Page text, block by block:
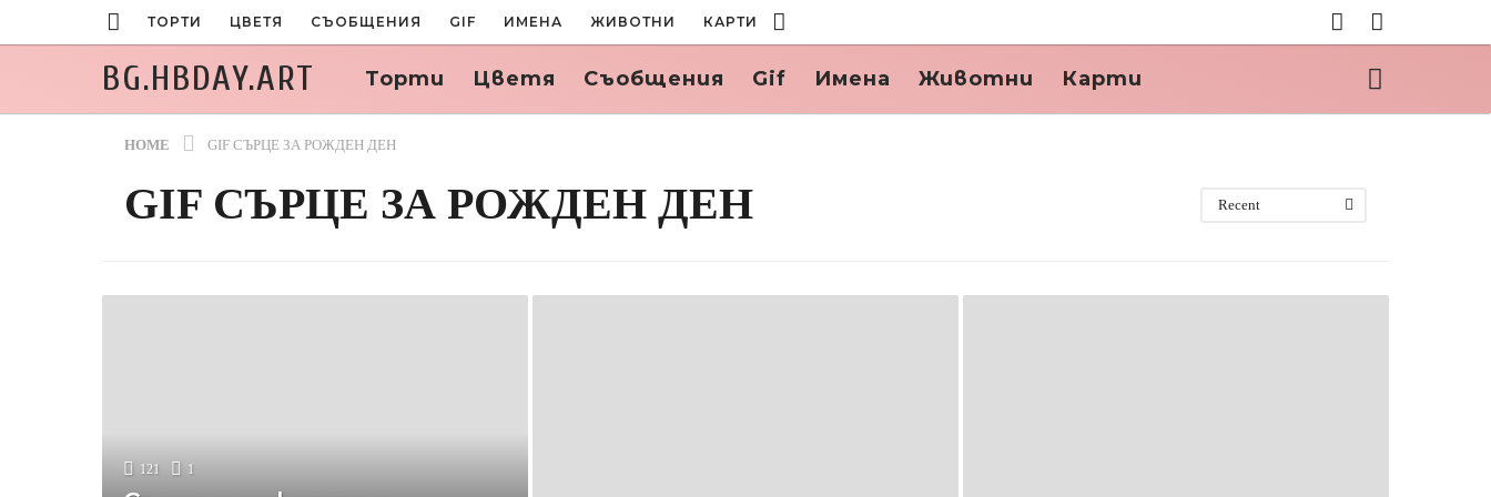
ТОРТИ ЦВЕТЯ СЪОБЩЕНИЯ GIF ИМЕНА ЖИВОТНИ КАРТИ
BG.HBDAY.ART Торти Цветя Съобщения Gif Имена Животни Карти
HOME GIF СЪРЦЕ ЗА РОЖДЕН ДЕН
GIF СЪРЦЕ ЗА РОЖДЕН ДЕН Recent
121 1